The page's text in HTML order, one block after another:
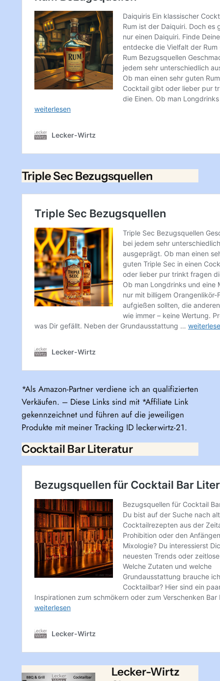
Triple Sec Bezugsquellen
*Als Amazon-Partner verdiene ich an qualifizierten
Verkäufen. – Diese Links sind mit *Affiliate Link
gekennzeichnet und führen auf die jeweiligen
Produkte mit meiner Tracking ID leckerwirtz-21.
Cocktail Bar Literatur
Lecker-Wirtz